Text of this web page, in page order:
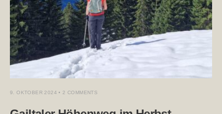
9. OKTOBER 2024 • 2 COMMENTS